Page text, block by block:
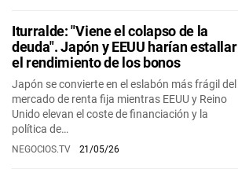
Iturralde: "Viene el colapso de la
deuda". Japón y EEUU harían estallar
el rendimiento de los bonos
Japón se convierte en el eslabón más frágil del
mercado de renta fija mientras EEUU y Reino
Unido elevan el coste de financiación y la
política de…
NEGOCIOS.TV 21/05/26